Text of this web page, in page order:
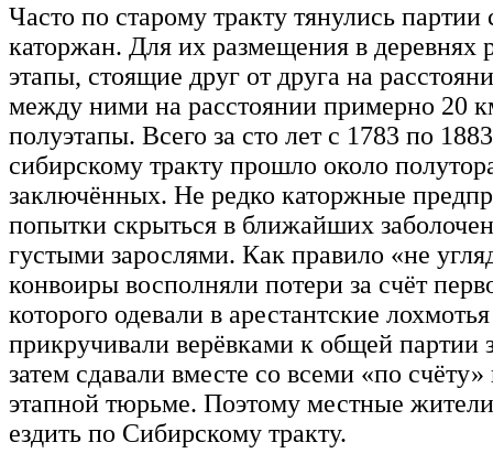
Часто по старому тракту тянулись
каторжан. Для их размещения в деревнях
этапы, стоящие друг от друга на
между ними на расстоянии примерно 20
полуэтапы. Всего за сто лет с 1783 по
сибирскому тракту прошло около
заключённых. Не редко каторжные
попытки скрыться в ближайших
густыми зарослями. Как правило «не
конвоиры восполняли потери за счёт
которого одевали в арестантские
прикручивали верёвками к общей партии
затем сдавали вместе со всеми «по
этапной тюрьме. Поэтому местные
ездить по Сибирскому тракту.